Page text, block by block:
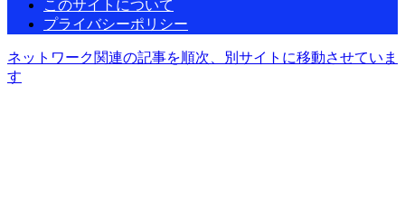
このサイトについて
プライバシーポリシー
ネットワーク関連の記事を順次、別サイトに移動させていま
す